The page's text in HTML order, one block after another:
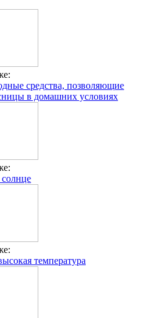
средства, позволяющие
в домашних условиях
температура